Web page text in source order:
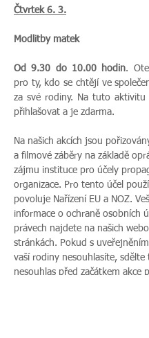
Čtvrtek 6. 3.
Modlitby matek
Od 9.30 do 10.00 hodin.
pro ty, kdo se chtějí ve
za své rodiny. Na tuto aktivitu
přihlašovat a je zdarma.
Na našich akcích jsou
a filmové záběry na základě
zájmu instituce pro účely
organizace. Pro tento účel
povoluje Nařízení EU a NOZ.
informace o ochraně osobních
právech najdete na našich
stránkách. Pokud s
vaší rodiny nesouhlasíte, sdělte
nesouhlas před začátkem akce